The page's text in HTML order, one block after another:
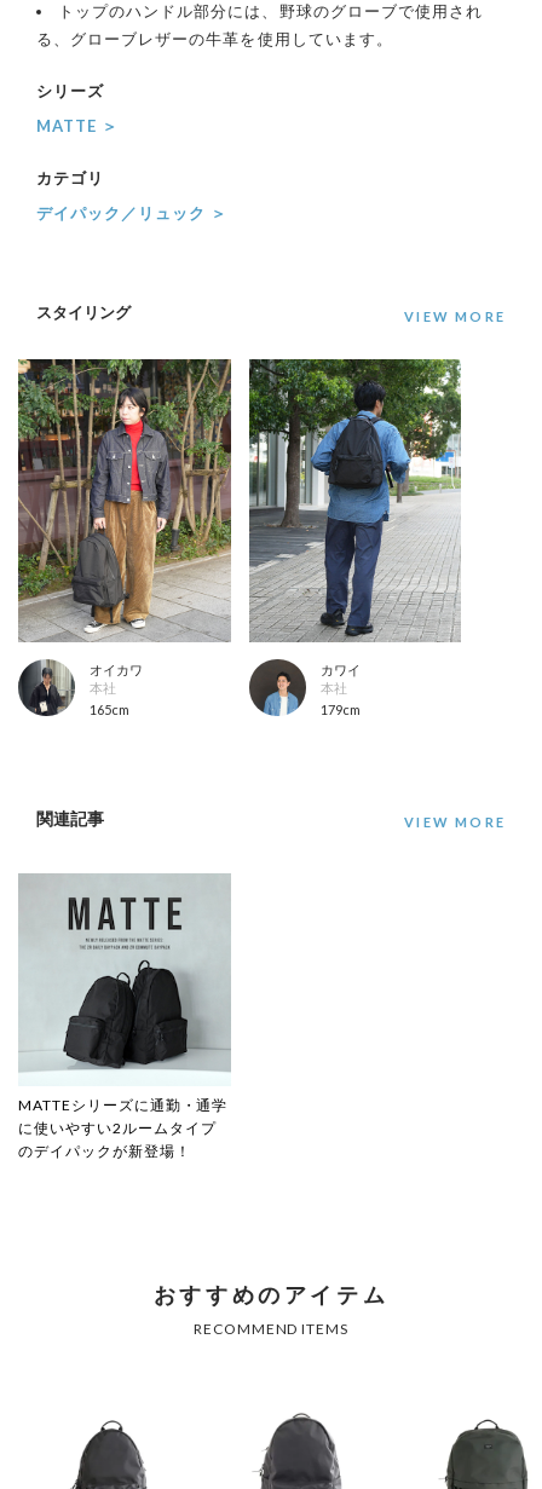
トップのハンドル部分には、野球のグローブで使用され
る、グローブレザーの牛革を使用しています。
シリーズ
MATTE ＞
カテゴリ
デイパック／リュック ＞
スタイリング
オイカワ
本社
165cm
カワイ
本社
179cm
関連記事
MATTEシリーズに通勤・通学
に使いやすい2ルームタイプ
のデイパックが新登場！
VIEW MORE